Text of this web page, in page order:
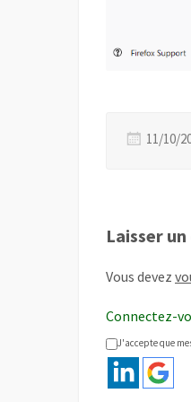
11/10/
Laisser
Vous devez
Connectez-
J'accepte que